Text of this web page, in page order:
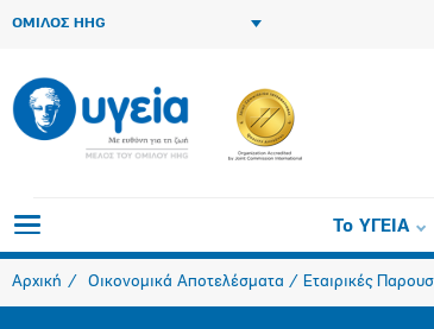
ΟΜΙΛΟΣ HHG
Το ΥΓΕΙΑ
Αρχική Οικονομικά Αποτελέσματα / Εταιρικές